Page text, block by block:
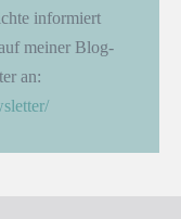
informiert
meiner Blog-
an: